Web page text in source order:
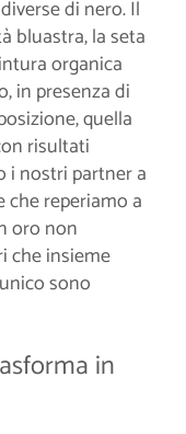
di nero. Il
bluastra, la seta
organica
in presenza di
quella
risultati
i nostri partner a
reperiamo a
oro non
che insieme
sono
in